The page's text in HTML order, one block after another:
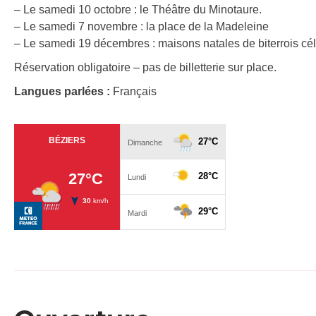
– Le samedi 10 octobre : le Théâtre du Minotaure.
– Le samedi 7 novembre : la place de la Madeleine
– Le samedi 19 décembres : maisons natales de biterrois
Réservation obligatoire – pas de billetterie sur place.
Langues parlées : Français